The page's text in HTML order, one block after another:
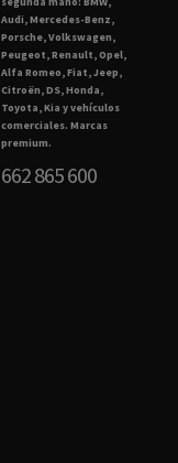
Audi, Mercedes-Benz,
Porsche, Volkswagen,
Peugeot, Renault, Opel,
Alfa Romeo, Fiat, Jeep,
Citroën, DS, Honda,
Toyota, Kia y vehículos
comerciales. Marcas
premium.
662 865 600